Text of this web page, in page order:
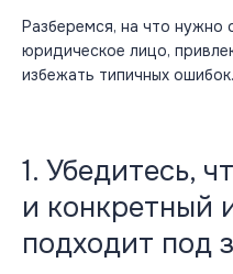
Разберемся, на что нужно
юридическое лицо,
избежать типичных ошибок.
1. Убедитесь,
и конкретный
подходит под